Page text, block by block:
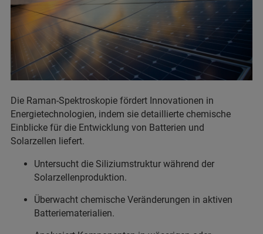
Die Raman-Spektroskopie fördert Innovationen in
Energietechnologien, indem sie detaillierte chemische
Einblicke für die Entwicklung von Batterien und
Solarzellen liefert.
Untersucht die Siliziumstruktur während der
Solarzellenproduktion.
Überwacht chemische Veränderungen in aktiven
Batteriematerialien.